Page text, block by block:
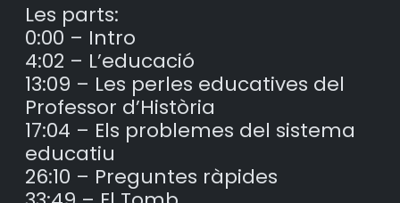
Les parts:
0:00 – Intro
4:02 – L’educació
13:09 – Les perles educatives del
Professor d’Història
17:04 – Els problemes del sistema
educatiu
26:10 – Preguntes ràpides